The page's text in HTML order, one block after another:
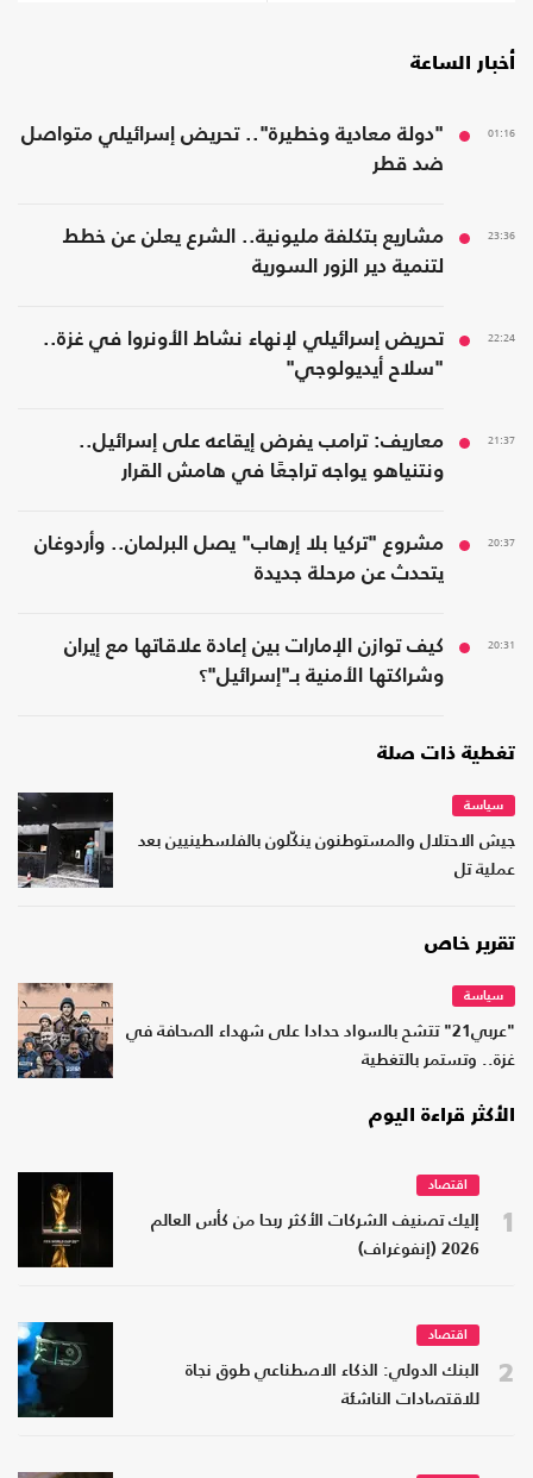
أخبار الساعة
01:16
"دولة معادية وخطيرة".. تحريض إسرائيلي متواصل
ضد قطر
23:36
مشاريع بتكلفة مليونية.. الشرع يعلن عن خطط
لتنمية دير الزور السورية
22:24
تحريض إسرائيلي لإنهاء نشاط الأونروا في غزة..
"سلاح أيديولوجي"
21:37
معاريف: ترامب يفرض إيقاعه على إسرائيل..
ونتنياهو يواجه تراجعًا في هامش القرار
20:37
مشروع "تركيا بلا إرهاب" يصل البرلمان.. وأردوغان
يتحدث عن مرحلة جديدة
20:31
كيف توازن الإمارات بين إعادة علاقاتها مع إيران
وشراكتها الأمنية بـ"إسرائيل"؟
تغطية ذات صلة
سياسة
جيش الاحتلال والمستوطنون ينكّلون بالفلسطينيين بعد
عملية تل
تقرير خاص
سياسة
"عربي21" تتشح بالسواد حدادا على شهداء الصحافة في
غزة.. وتستمر بالتغطية
الأكثر قراءة اليوم
1
اقتصاد
إليك تصنيف الشركات الأكثر ربحا من كأس العالم
2026 (إنفوغراف)
2
اقتصاد
البنك الدولي: الذكاء الاصطناعي طوق نجاة
للاقتصادات الناشئة